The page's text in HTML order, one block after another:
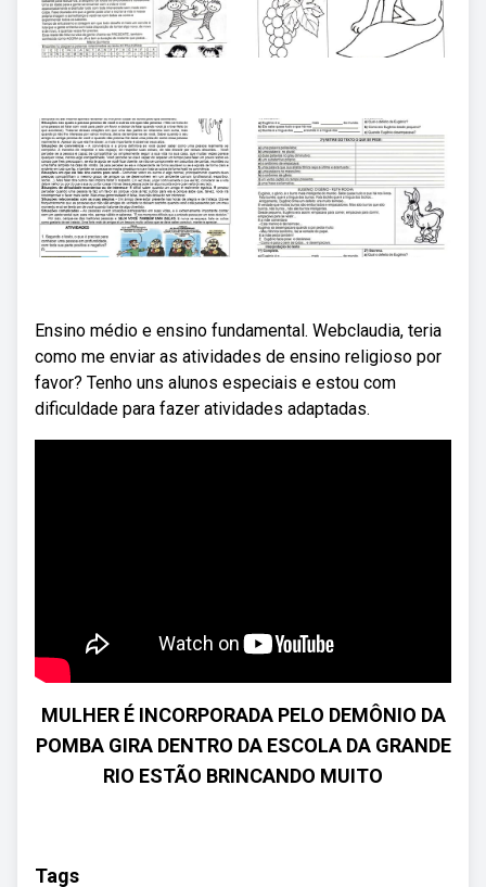
Ensino médio e ensino fundamental. Webclaudia, teria
como me enviar as atividades de ensino religioso por
favor? Tenho uns alunos especiais e estou com
dificuldade para fazer atividades adaptadas.
MULHER É INCORPORADA PELO DEMÔNIO DA
POMBA GIRA DENTRO DA ESCOLA DA GRANDE
RIO ESTÃO BRINCANDO MUITO
Tags